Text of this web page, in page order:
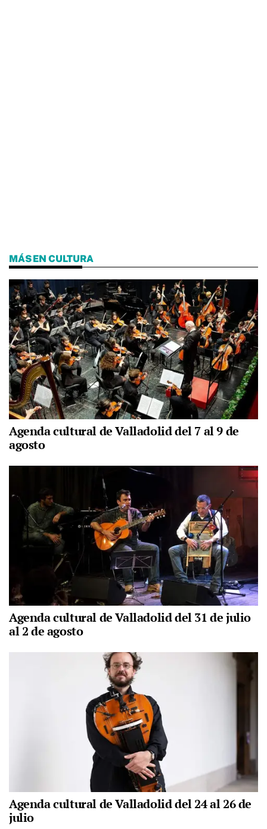
MÁS EN CULTURA
Agenda cultural de Valladolid del 7 al 9 de
agosto
Agenda cultural de Valladolid del 31 de julio
al 2 de agosto
Agenda cultural de Valladolid del 24 al 26 de
julio